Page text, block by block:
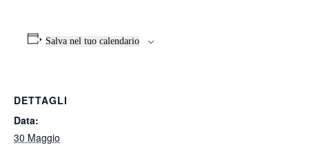
Salva nel tuo calendario
DETTAGLI
Data:
30 Maggio